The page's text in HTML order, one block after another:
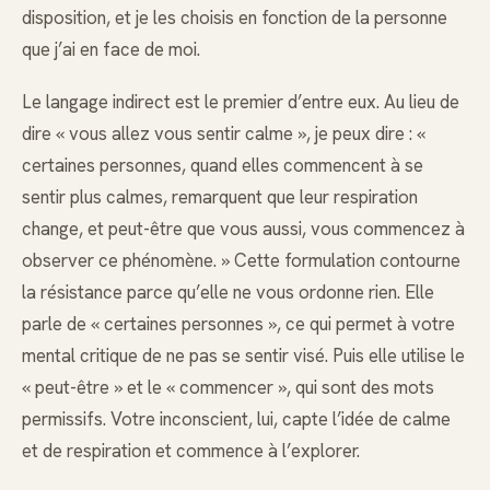
disposition, et je les choisis en fonction de la personne
que j’ai en face de moi.
Le langage indirect est le premier d’entre eux. Au lieu de
dire « vous allez vous sentir calme », je peux dire : «
certaines personnes, quand elles commencent à se
sentir plus calmes, remarquent que leur respiration
change, et peut-être que vous aussi, vous commencez à
observer ce phénomène. » Cette formulation contourne
la résistance parce qu’elle ne vous ordonne rien. Elle
parle de « certaines personnes », ce qui permet à votre
mental critique de ne pas se sentir visé. Puis elle utilise le
« peut-être » et le « commencer », qui sont des mots
permissifs. Votre inconscient, lui, capte l’idée de calme
et de respiration et commence à l’explorer.